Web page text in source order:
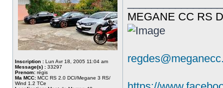
Inscription : Lun Avr 18, 2005 11:04 am
Message(s) : 33297
Prenom: régis
Ma MCC: MCC RS 2.0 DCI/Megane 3 RS/
Wind 1.2 TCe
MEGANE CC RS